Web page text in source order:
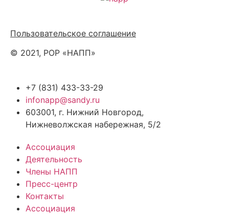
Пользовательское соглашение
© 2021, РОР «НАПП»
+7 (831) 433-33-29
infonapp@sandy.ru
603001, г. Нижний Новгород,
Нижневолжская набережная, 5/2
Ассоциация
Деятельность
Члены НАПП
Пресс-центр
Контакты
Ассоциация